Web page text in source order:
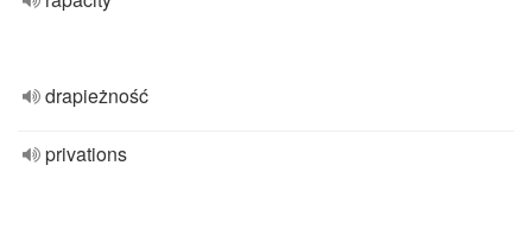
drapieżność
privations